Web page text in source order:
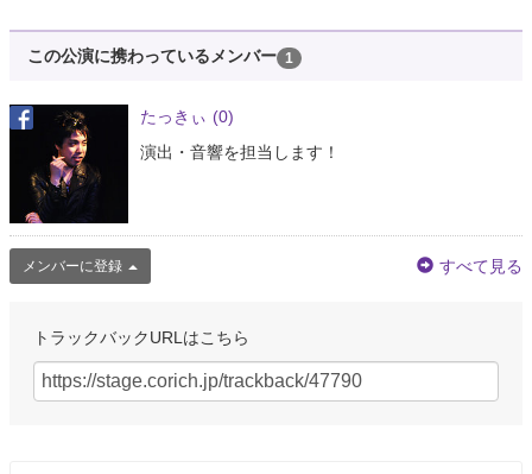
この公演に携わっているメンバー 1
たっきぃ (0)
演出・音響を担当します！
メンバーに登録 すべて見る
トラックバックURLはこちら